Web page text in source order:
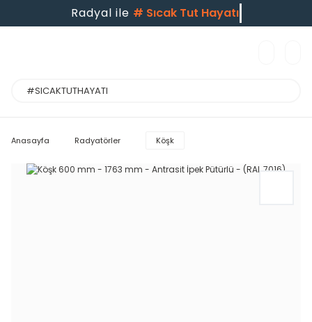
Radyal ile # Sıcak Tut Hayatı
Anasayfa Radyatörler Köşk